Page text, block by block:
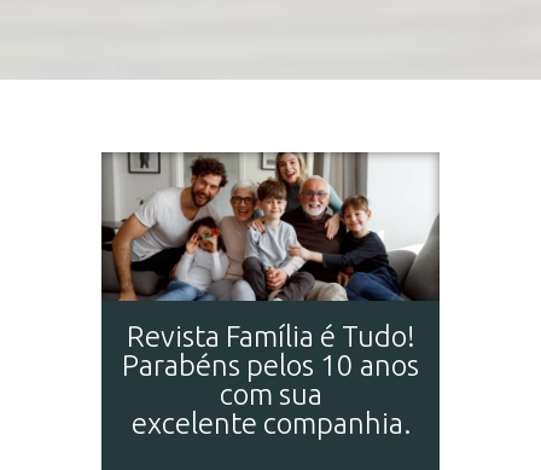
Revista Família é Tudo!
Parabéns pelos 10 anos
com sua
excelente companhia.